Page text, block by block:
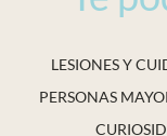
LESIONES Y
PERSONAS